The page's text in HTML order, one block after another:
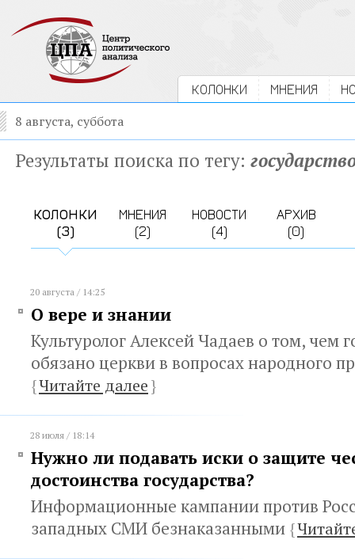
КОЛОНКИ МНЕНИЯ
8 августа, суббота
Результаты поиска по тегу:
КОЛОНКИ
(3)
МНЕНИЯ
(2)
НОВОСТИ
(4)
АРХИВ
(0)
20 августа / 14:25
О вере и знании
Культуролог Алексей Чадаев о том, чем
обязано церкви в вопросах народного
{Читайте далее}
28 июля / 18:14
Нужно ли подавать иски о защите
достоинства государства?
Информационные кампании против
западных СМИ безнаказанными {